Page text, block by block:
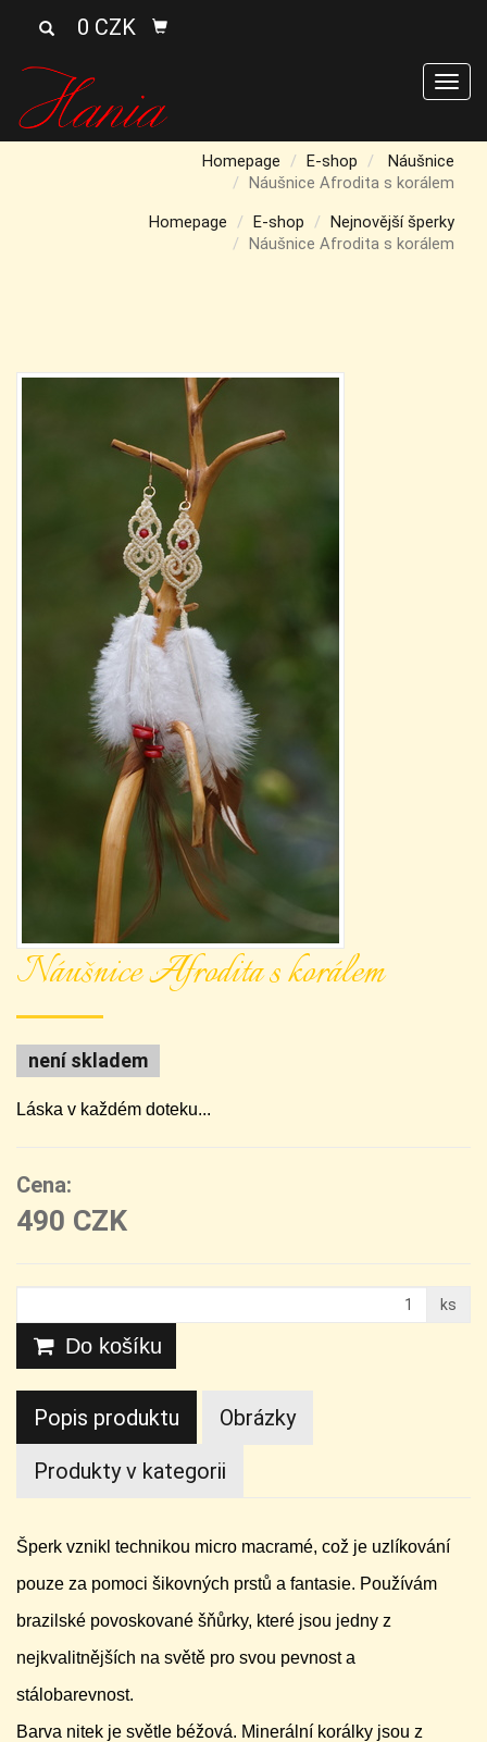
0 CZK
Homepage E-shop
Náušnice
Náušnice Afrodita s korálem
Homepage
E-shop
Nejnovější šperky
Náušnice Afrodita s korálem
Náušnice Afrodita s korálem
není skladem
Láska v každém doteku...
Cena:
490 CZK
ks
Do košíku
Popis produktu Obrázky
Produkty v kategorii
Šperk vznikl technikou micro macramé, což je uzlíkování
pouze za pomoci šikovných prstů a fantasie. Používám
brazilské povoskované šňůrky, které jsou jedny z
nejkvalitnějších na světě pro svou pevnost a
stálobarevnost.
Barva nitek je světle béžová. Minerální korálky jsou z